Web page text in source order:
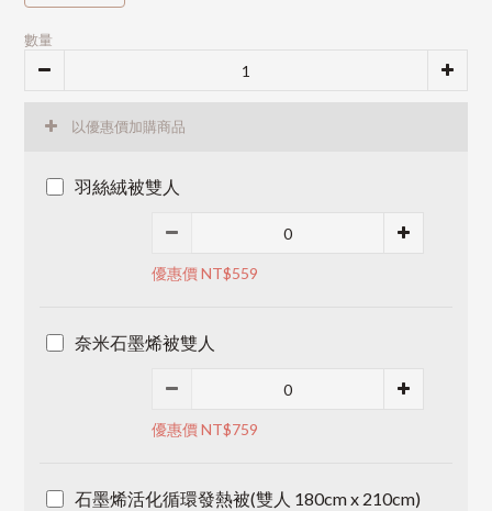
數量
以優惠價加購商品
羽絲絨被雙人
優惠價 NT$559
奈米石墨烯被雙人
優惠價 NT$759
石墨烯活化循環發熱被(雙人 180cm x 210cm)